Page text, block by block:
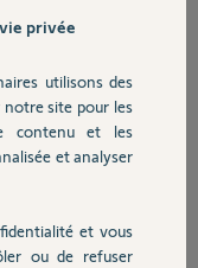
est troué, serait-
svp?
privée
utilisons des
notre site pour les
contenu et les
et analyser
et vous
ou de refuser